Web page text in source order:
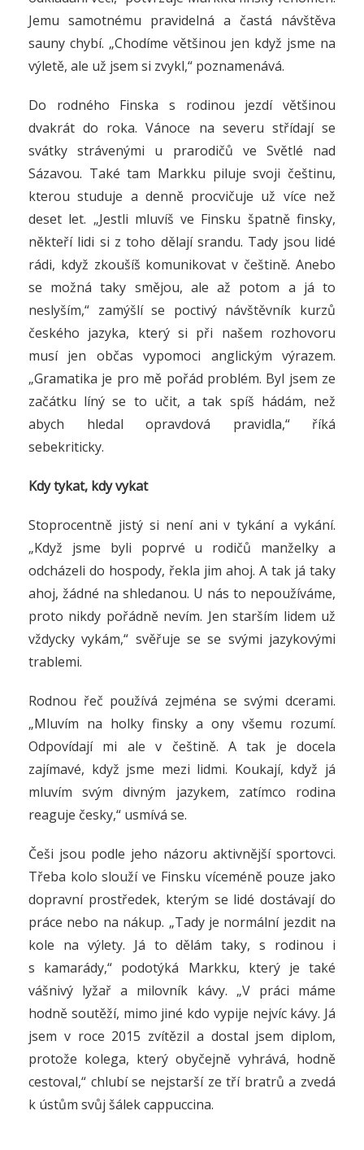
Jemu samotnému pravidelná a častá návštěva
sauny chybí. „Chodíme většinou jen když jsme na
výletě, ale už jsem si zvykl,“ poznamenává.
Do rodného Finska s rodinou jezdí většinou
dvakrát do roka. Vánoce na severu střídají se
svátky strávenými u prarodičů ve Světlé nad
Sázavou. Také tam Markku piluje svoji češtinu,
kterou studuje a denně procvičuje už více než
deset let. „Jestli mluvíš ve Finsku špatně finsky,
někteří lidi si z toho dělají srandu. Tady jsou lidé
rádi, když zkoušíš komunikovat v češtině. Anebo
se možná taky smějou, ale až potom a já to
neslyším,“ zamýšlí se poctivý návštěvník kurzů
českého jazyka, který si při našem rozhovoru
musí jen občas vypomoci anglickým výrazem.
„Gramatika je pro mě pořád problém. Byl jsem ze
začátku líný se to učit, a tak spíš hádám, než
abych hledal opravdová pravidla,“ říká
sebekriticky.
Kdy tykat, kdy vykat
Stoprocentně jistý si není ani v tykání a vykání.
„Když jsme byli poprvé u rodičů manželky a
odcházeli do hospody, řekla jim ahoj. A tak já taky
ahoj, žádné na shledanou. U nás to nepoužíváme,
proto nikdy pořádně nevím. Jen starším lidem už
vždycky vykám,“ svěřuje se se svými jazykovými
trablemi.
Rodnou řeč používá zejména se svými dcerami.
„Mluvím na holky finsky a ony všemu rozumí.
Odpovídají mi ale v češtině. A tak je docela
zajímavé, když jsme mezi lidmi. Koukají, když já
mluvím svým divným jazykem, zatímco rodina
reaguje česky,“ usmívá se.
Češi jsou podle jeho názoru aktivnější sportovci.
Třeba kolo slouží ve Finsku víceméně pouze jako
dopravní prostředek, kterým se lidé dostávají do
práce nebo na nákup. „Tady je normální jezdit na
kole na výlety. Já to dělám taky, s rodinou i
s kamarády,“ podotýká Markku, který je také
vášnivý lyžař a milovník kávy. „V práci máme
hodně soutěží, mimo jiné kdo vypije nejvíc kávy. Já
jsem v roce 2015 zvítězil a dostal jsem diplom,
protože kolega, který obyčejně vyhrává, hodně
cestoval,“ chlubí se nejstarší ze tří bratrů a zvedá
k ústům svůj šálek cappuccina.